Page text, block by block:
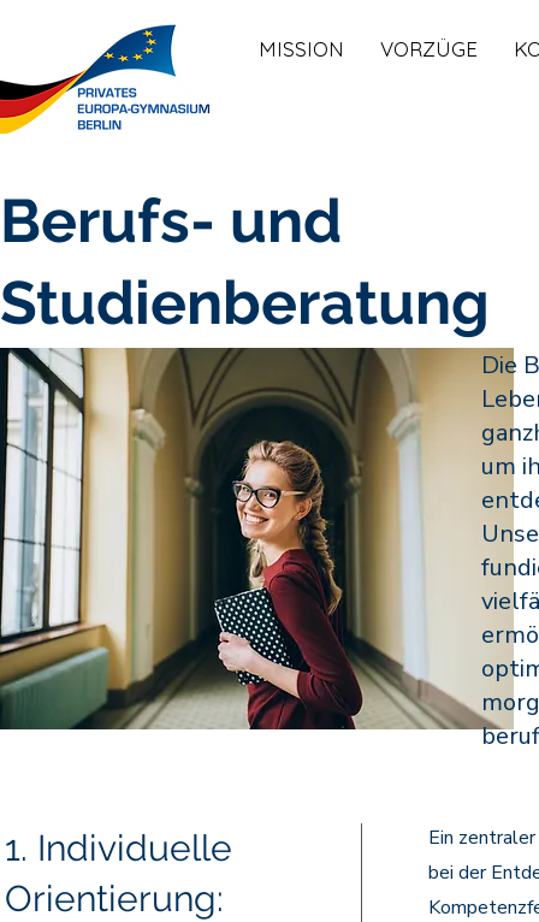
MISSION VORZÜGE
Berufs- und
Studienberatung
Die
um
1. Individuelle
Orientierung:
Ein
bei der